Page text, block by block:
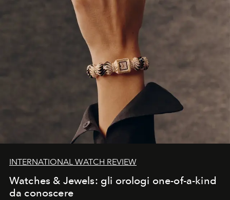
INTERNATIONAL WATCH REVIEW
Watches & Jewels: gli orologi one-of-a-kind
da conoscere